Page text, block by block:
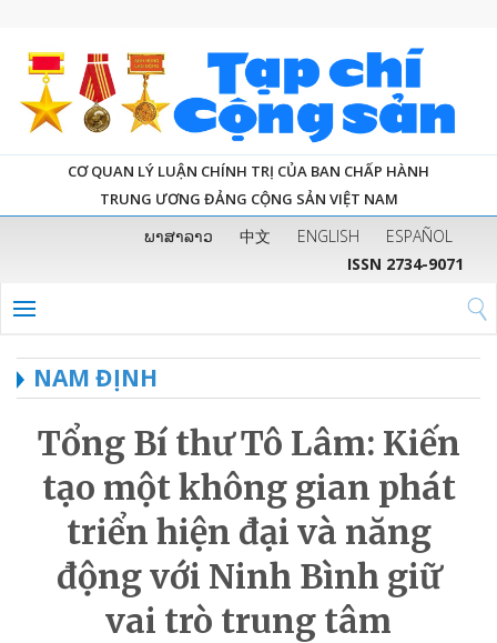
CƠ QUAN LÝ LUẬN CHÍNH TRỊ CỦA BAN CHẤP HÀNH
TRUNG ƯƠNG ĐẢNG CỘNG SẢN VIỆT NAM
ພາສາລາວ 中文 ENGLISH
ESPAÑOL
ISSN 2734-9071
NAM ĐỊNH
Tổng Bí thư Tô Lâm: Kiến
tạo một không gian phát
triển hiện đại và năng
động với Ninh Bình giữ
vai trò trung tâm